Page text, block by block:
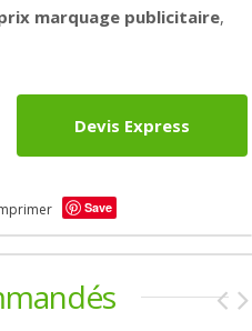
marquage publicitaire,
Devis Express
Save